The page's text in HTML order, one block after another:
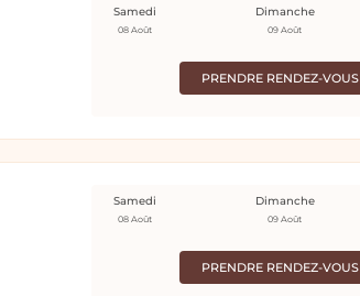
PRENDRE RENDEZ-VOUS
Samedi
08 Août
Dimanche
09 Août
PRENDRE RENDEZ-VOUS
Samedi
08 Août
Dimanche
09 Août